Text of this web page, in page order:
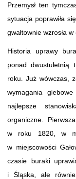
Przemysł ten
sytuacja poprawiła
gwałtownie wzrosła w
Historia uprawy
ponad dwustuletnią
roku. Już wówczas,
wymagania
najlepsze
organiczne.
w roku 1820, w
w miejscowości
czasie buraki
i Śląska, ale